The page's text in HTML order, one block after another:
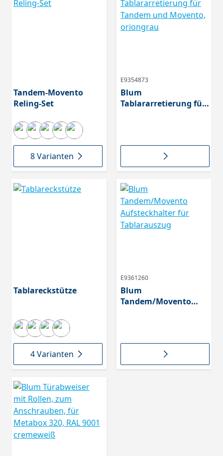
Tandem-Movento
Reling-Set
8 Varianten
E9354873
Blum
Tablararretierung für
Tablareckstütze
4 Varianten
E9361260
Blum
Tandem/Movento